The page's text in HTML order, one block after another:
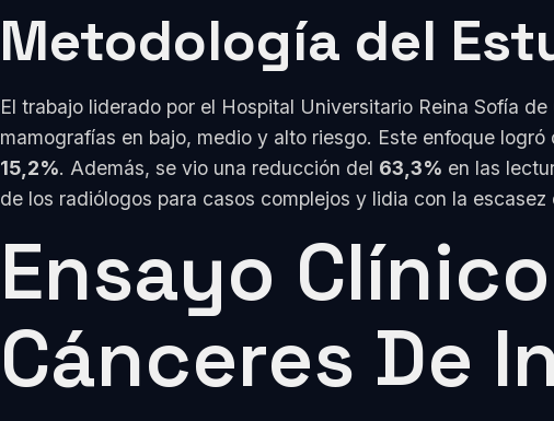
Metodología del
El trabajo liderado por el Hospital Universitario Reina Sofía
mamografías en bajo, medio y alto riesgo. Este enfoque
15,2%. Además, se vio una reducción del 63,3% en las
de los radiólogos para casos complejos y lidia con la escasez
Ensayo
Cánceres De